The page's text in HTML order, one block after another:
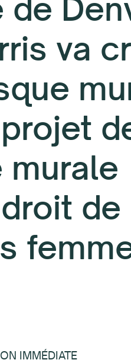
de
va
murale
de
IMMÉDIATE